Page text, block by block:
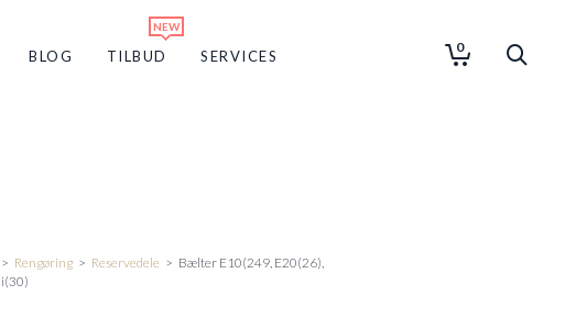
BLOG TILBUD SERVICES
0
> Rengøring > Reservedele > Bælter E10(249, E20(26),